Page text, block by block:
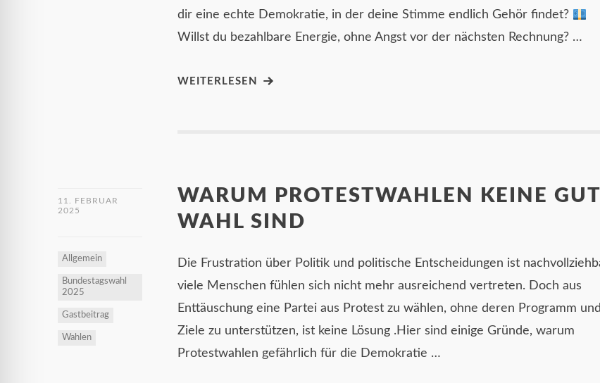
dir eine echte Demokratie, in der deine Stimme endlich Gehör findet?
Willst du bezahlbare Energie, ohne Angst vor der nächsten Rechnung? …
WEITERLESEN
11. FEBRUAR
2025
Allgemein
Bundestagswahl
2025
Gastbeitrag
Wahlen
WARUM PROTESTWAHLEN KEINE
WAHL SIND
Die Frustration über Politik und politische Entscheidungen ist
viele Menschen fühlen sich nicht mehr ausreichend vertreten. Doch aus
Enttäuschung eine Partei aus Protest zu wählen, ohne deren Programm und
Ziele zu unterstützen, ist keine Lösung .Hier sind einige Gründe, warum
Protestwahlen gefährlich für die Demokratie …